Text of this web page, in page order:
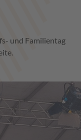
und Familientag